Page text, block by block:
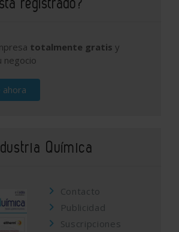
totalmente gratis y
negocio
Química
Contacto
Publicidad
Suscripciones